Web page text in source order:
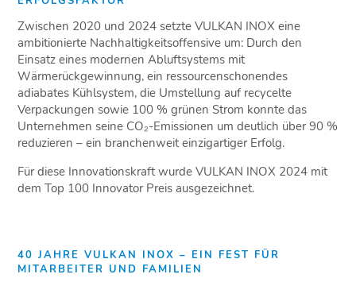
Zwischen 2020 und 2024 setzte VULKAN INOX eine
ambitionierte Nachhaltigkeitsoffensive um: Durch den
Einsatz eines modernen Abluftsystems mit
Wärmerückgewinnung, ein ressourcenschonendes
adiabates Kühlsystem, die Umstellung auf recycelte
Verpackungen sowie 100 % grünen Strom konnte das
Unternehmen seine CO₂-Emissionen um deutlich über 90 %
reduzieren – ein branchenweit einzigartiger Erfolg.
Für diese Innovationskraft wurde VULKAN INOX 2024 mit
dem Top 100 Innovator Preis ausgezeichnet.
40 JAHRE VULKAN INOX – EIN FEST FÜR
MITARBEITER UND FAMILIEN